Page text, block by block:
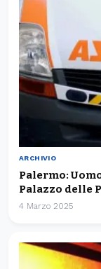
ARCHIVIO
Palermo:
Palazzo delle
4 Marzo 2025